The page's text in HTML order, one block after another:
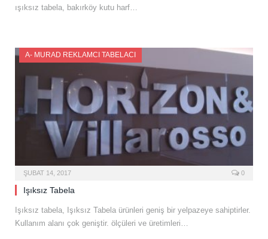
ışıksız tabela, bakırköy kutu harf…
A- MURAD REKLAMCI TABELACI
ŞUBAT 14, 2017 0
Işıksız Tabela
Işıksız tabela, Işıksız Tabela ürünleri geniş bir yelpazeye sahiptirler.
Kullanım alanı çok geniştir. ölçüleri ve üretimleri…